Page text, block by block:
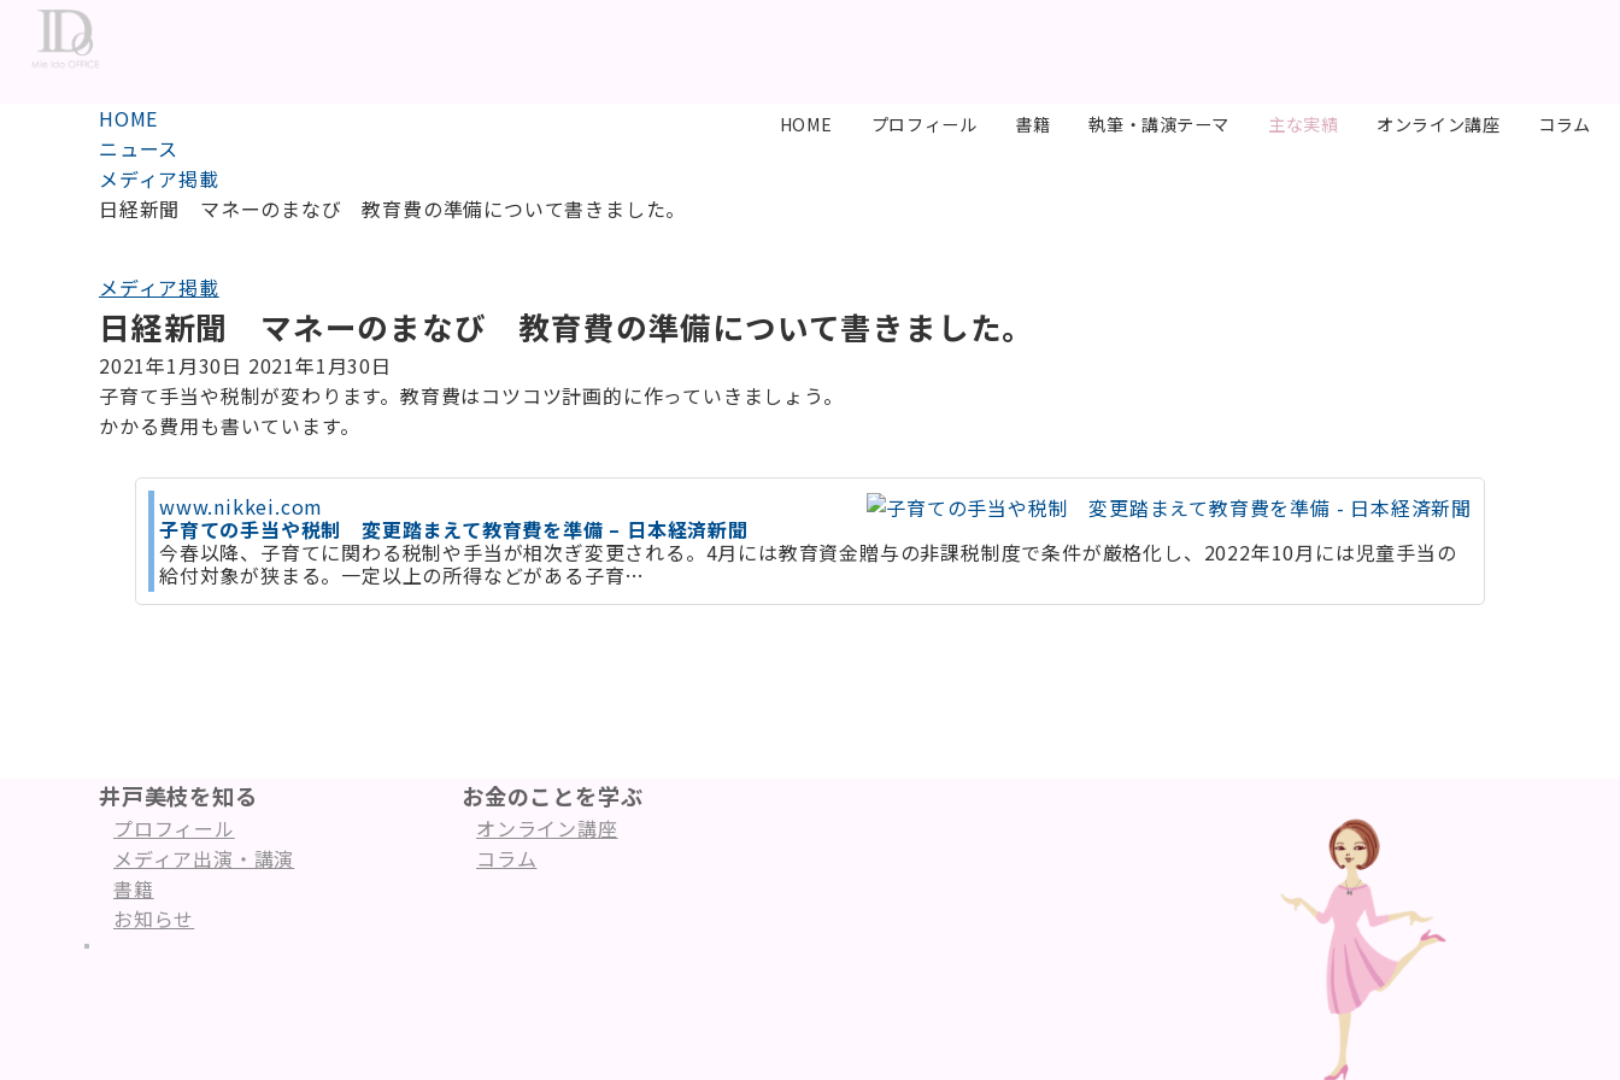
HOME プロフィール 書籍 執筆・講演テーマ 主な実績 オンライン講座 コラム
HOME
ニュース
メディア掲載
日経新聞 マネーのまなび 教育費の準備について書きました。
メディア掲載
日経新聞 マネーのまなび 教育費の準備について書きました。
2021年1月30日 2021年1月30日
子育て手当や税制が変わります。教育費はコツコツ計画的に作っていきましょう。
かかる費用も書いています。
www.nikkei.com
子育ての手当や税制 変更踏まえて教育費を準備 – 日本経済新聞
今春以降、子育てに関わる税制や手当が相次ぎ変更される。4月には教育資金贈与の非課税制度で条件が厳格化し、2022年10月には児童手当の
給付対象が狭まる。一定以上の所得などがある子育…
井戸美枝を知る
プロフィール
メディア出演・講演
書籍
お知らせ
お金のことを学ぶ
オンライン講座
コラム